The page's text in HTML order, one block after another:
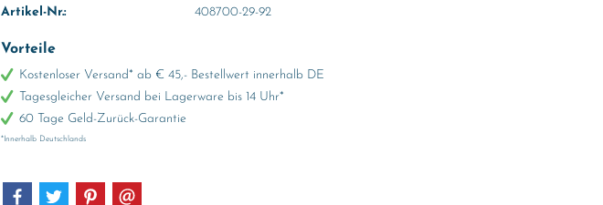
Artikel-Nr.: 408700-29-92
Vorteile
Kostenloser Versand* ab € 45,- Bestellwert innerhalb DE
Tagesgleicher Versand bei Lagerware bis 14 Uhr*
60 Tage Geld-Zurück-Garantie
*Innerhalb Deutschlands